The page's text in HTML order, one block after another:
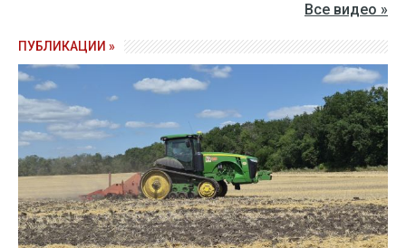
Все видео »
ПУБЛИКАЦИИ »